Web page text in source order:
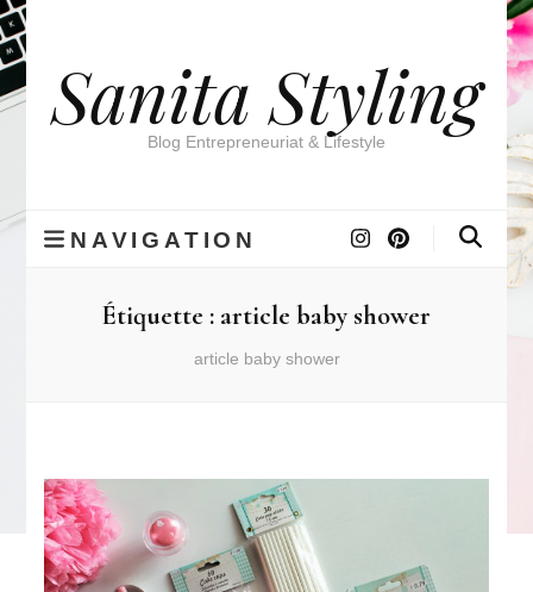
Sanita Styling
Blog Entrepreneuriat & Lifestyle
NAVIGATION
Étiquette : article baby shower
article baby shower